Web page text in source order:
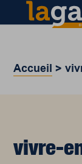
Accueil >
vivre-